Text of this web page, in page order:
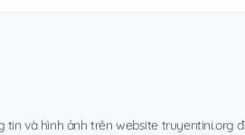
tin và hình ảnh trên website truyentini.org